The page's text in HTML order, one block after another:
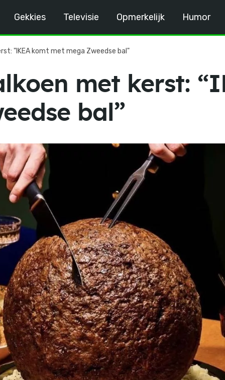
Gekkies Televisie Opmerkelijk Humor
"IKEA komt met mega Zweedse bal"
met kerst:
bal”